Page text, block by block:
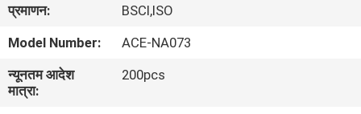
में
प्रमाणन:
BSCI,ISO
Model Number:
ACE-NA073
न्यूनतम आदेश
मात्रा:
200pcs